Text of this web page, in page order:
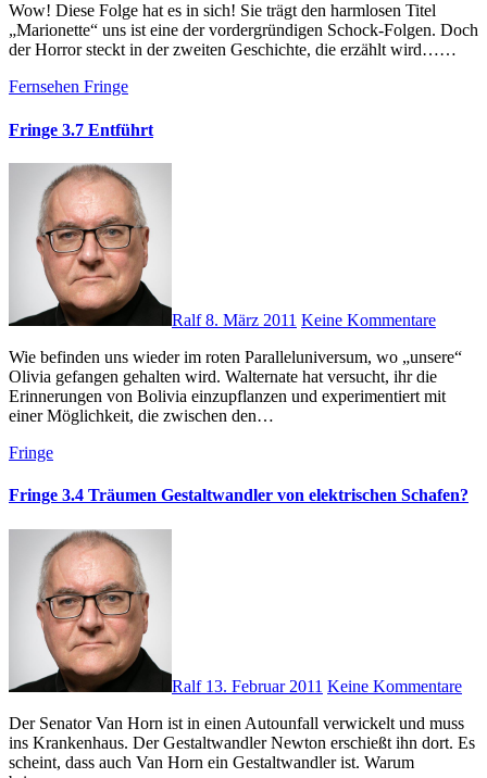
Wow! Diese Folge hat es in sich! Sie trägt den harmlosen Titel
„Marionette“ uns ist eine der vordergründigen Schock-Folgen. Doch
der Horror steckt in der zweiten Geschichte, die erzählt wird……
Fernsehen Fringe
Fringe 3.7 Entführt
Ralf8. März 2011 Keine Kommentare
Wie befinden uns wieder im roten Paralleluniversum, wo „unsere“
Olivia gefangen gehalten wird. Walternate hat versucht, ihr die
Erinnerungen von Bolivia einzupflanzen und experimentiert mit
einer Möglichkeit, die zwischen den…
Fringe
Fringe 3.4 Träumen Gestaltwandler von elektrischen Schafen?
Ralf 13. Februar 2011 Keine Kommentare
Der Senator Van Horn ist in einen Autounfall verwickelt und muss
ins Krankenhaus. Der Gestaltwandler Newton erschießt ihn dort. Es
scheint, dass auch Van Horn ein Gestaltwandler ist. Warum